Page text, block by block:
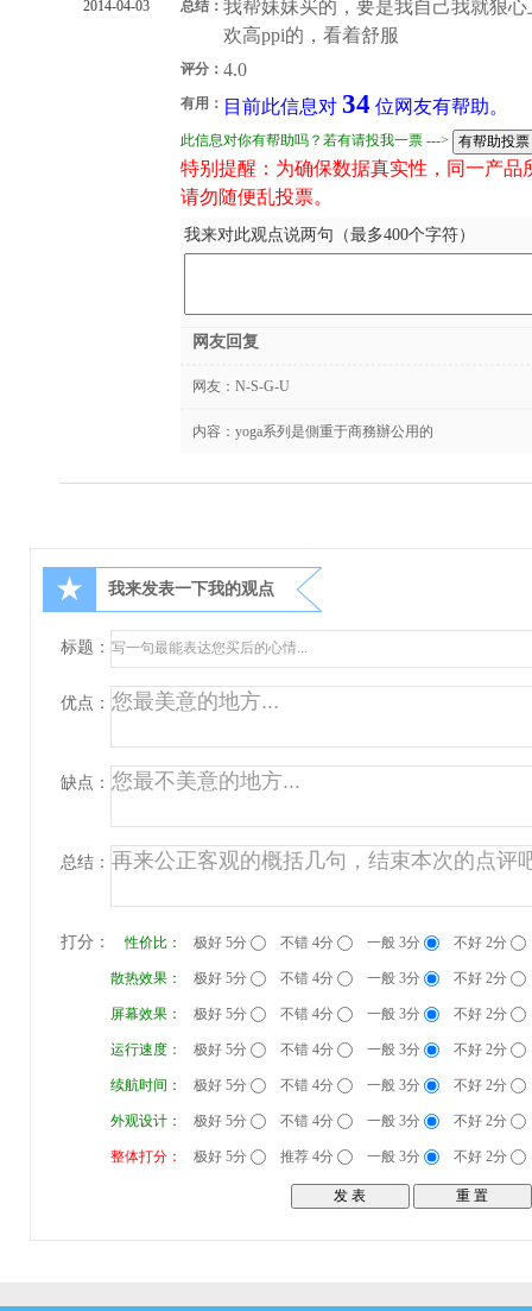
2014-04-03 总结： 我帮妹妹买的，要是我自己我就狠心
欢高ppi的，看着舒服
评分： 4.0
有用： 目前此信息对 34 位网友有帮助。
此信息对你有帮助吗？若有请投我一票 --->
特别提醒：为确保数据真实性，同一产
请勿随便乱投票。
我来对此观点说两句（最多400个字符）
网友回复
网友： N-S-G-U
内容：yoga系列是側重于商務辦公用的
★ 我来发表一下我的观点
标题：
优点：
缺点：
总结：
打分： 性价比： 极好 5分 不错 4分 一般 3分 不好 2分
散热效果： 极好 5分 不错 4分 一般 3分 不好 2分
屏幕效果： 极好 5分 不错 4分 一般 3分 不好 2分
运行速度： 极好 5分 不错 4分 一般 3分 不好 2分
续航时间： 极好 5分 不错 4分 一般 3分 不好 2分
外观设计： 极好 5分 不错 4分 一般 3分 不好 2分
整体打分： 极好 5分 推荐 4分 一般 3分 不好 2分